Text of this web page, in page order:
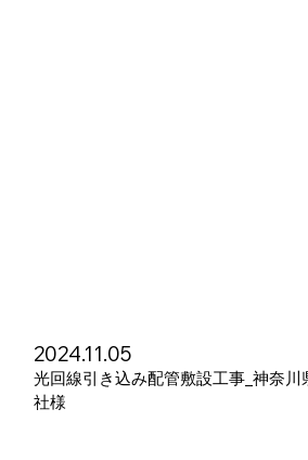
2024.11.05
光回線引き込み配管敷設工事_神奈川
社様